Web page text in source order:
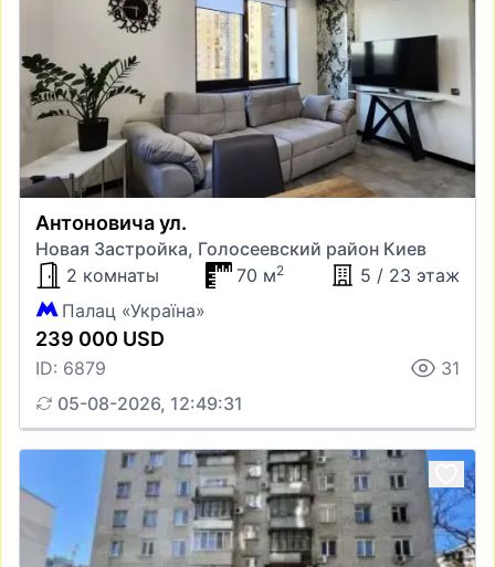
Антоновича ул.
Новая Застройка, Голосеевский район Киев
2 комнаты
70 м2
5 / 23 этаж
Палац «Україна»
239 000 USD
ID: 6879
31
05-08-2026, 12:49:31